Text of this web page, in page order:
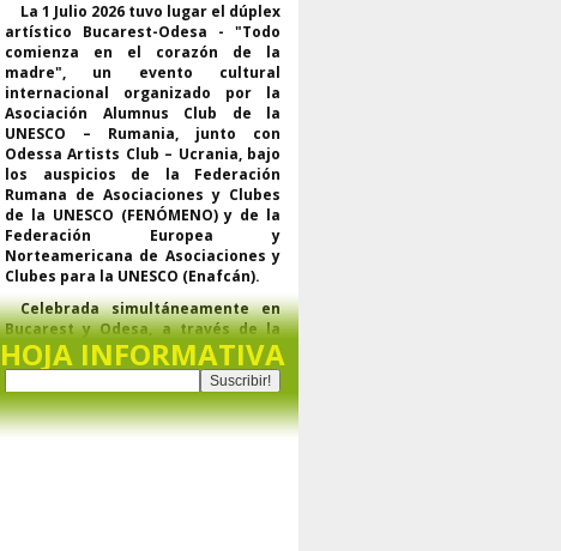
La 1 Julio 2026 tuvo lugar el dúplex
artístico Bucarest-Odesa - "Todo
comienza en el corazón de la
madre", un evento cultural
internacional organizado por la
Asociación Alumnus Club de la
UNESCO – Rumania, junto con
Odessa Artists Club – Ucrania, bajo
los auspicios de la Federación
Rumana de Asociaciones y Clubes
de la UNESCO (FENÓMENO) y de la
Federación Europea y
Norteamericana de Asociaciones y
Clubes para la UNESCO (Enafcán).
Celebrada simultáneamente en
Bucarest y Odesa, a través de la
plataforma Webex, El evento reunió
a representantes de la UNESCO., de
las federaciones regionales y
mundiales del movimiento de
clubes para la UNESCO, líderes de
HOJA INFORMATIVA